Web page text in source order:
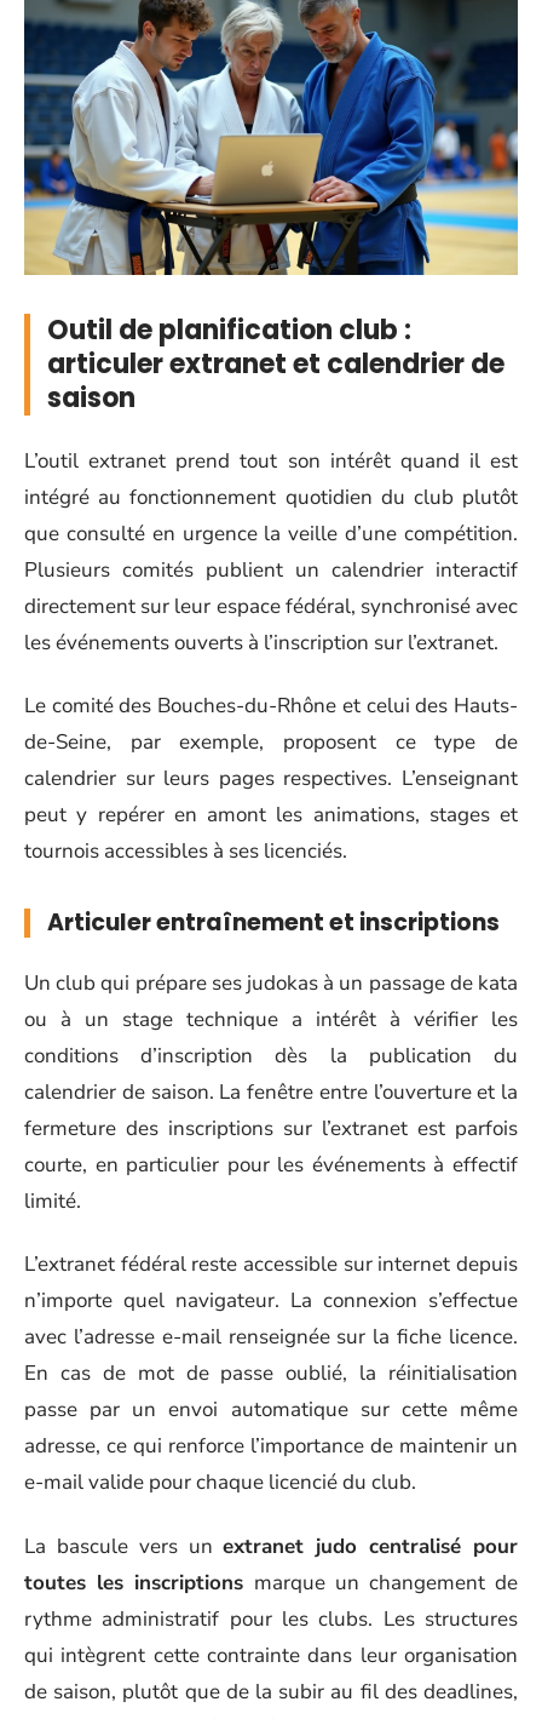
Outil de planification club :
articuler extranet et calendrier de
saison
L’outil extranet prend tout son intérêt quand il est
intégré au fonctionnement quotidien du club plutôt
que consulté en urgence la veille d’une compétition.
Plusieurs comités publient un calendrier interactif
directement sur leur espace fédéral, synchronisé avec
les événements ouverts à l’inscription sur l’extranet.
Le comité des Bouches-du-Rhône et celui des Hauts-
de-Seine, par exemple, proposent ce type de
calendrier sur leurs pages respectives. L’enseignant
peut y repérer en amont les animations, stages et
tournois accessibles à ses licenciés.
Articuler entraînement et inscriptions
Un club qui prépare ses judokas à un passage de kata
ou à un stage technique a intérêt à vérifier les
conditions d’inscription dès la publication du
calendrier de saison. La fenêtre entre l’ouverture et la
fermeture des inscriptions sur l’extranet est parfois
courte, en particulier pour les événements à effectif
limité.
L’extranet fédéral reste accessible sur internet depuis
n’importe quel navigateur. La connexion s’effectue
avec l’adresse e-mail renseignée sur la fiche licence.
En cas de mot de passe oublié, la réinitialisation
passe par un envoi automatique sur cette même
adresse, ce qui renforce l’importance de maintenir un
e-mail valide pour chaque licencié du club.
La bascule vers unextranet judo centralisé pour
toutes les inscriptions marque un changement de
rythme administratif pour les clubs. Les structures
qui intègrent cette contrainte dans leur organisation
de saison, plutôt que de la subir au fil des deadlines,